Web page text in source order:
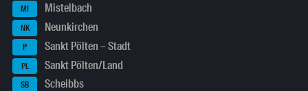
MI Mistelbach
NK Neunkirchen
P Sankt Pölten – Stadt
PL Sankt Pölten/Land
SB Scheibbs